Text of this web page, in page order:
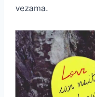
vezama.